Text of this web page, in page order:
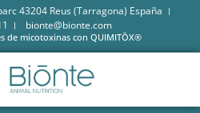
43204 Reus (Tarragona) España
bionte@bionte.com
de micotoxinas con QUIMITŌX®